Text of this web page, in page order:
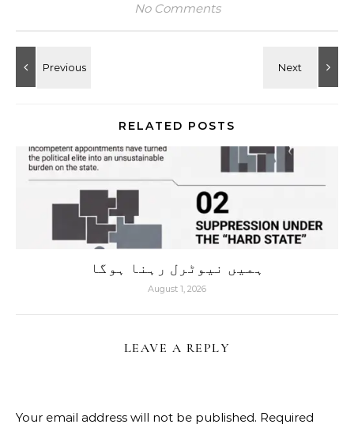
No Comments
RELATED POSTS
ہمیں نیوٹرل رہنا ہوگا
August 1, 2026
LEAVE A REPLY
Your email address will not be published. Required